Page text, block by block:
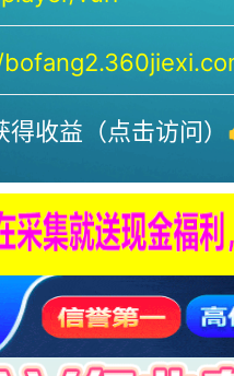
得收益（点击访问